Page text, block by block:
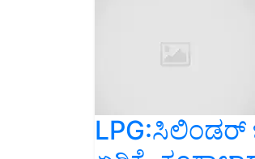
LPG:ಸಿಲಿಂಡರ್